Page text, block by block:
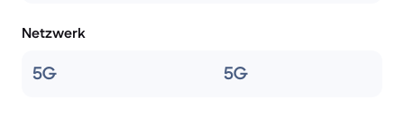
Netzwerk
5G 5G